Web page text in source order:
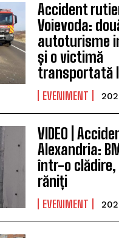
Accident
Voievoda:
autoturisme
și o victimă
transportată
EVENIMENT
VIDEO |
Alexandria:
într-o
răniți
EVENIMENT